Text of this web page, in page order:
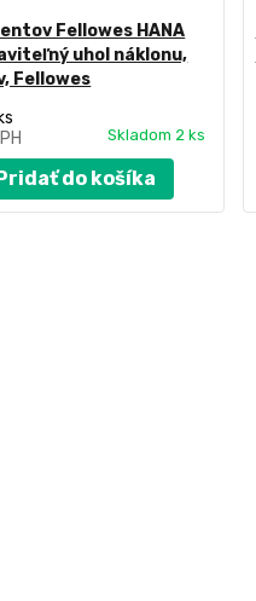
Fellowes HANA
uhol náklonu,
Fellowes
ks
Skladom 2 ks
do košíka